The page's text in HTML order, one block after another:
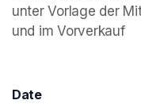
unter Vorlage der
und im Vorverkauf
Date